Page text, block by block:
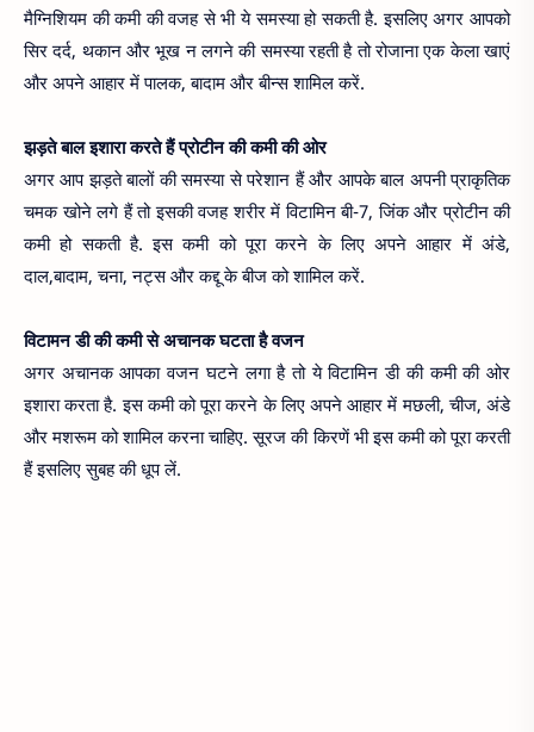
मैग्‍निशियम की कमी की वजह से भी ये समस्या हो सकती है. इसलिए अगर आपको
सिर दर्द, थकान और भूख न लगने की समस्‍या रहती है तो रोजाना एक केला खाएं
और अपने आहार में पालक, बादाम और बीन्‍स शामिल करें.
झड़तेबालइशारा करते हैंप्रोटीनकी कमी कीओर
अगर आप झड़ते बालों की समस्या से परेशान हैं और आपके बाल अपनी प्राकृतिक
चमक खोने लगे हैं तो इसकी वजह शरीर में विटामिन बी-7, जिंक और प्रोटीन की
कमी हो सकती है. इस कमी को पूरा करने के लिए अपने आहार में अंडे,
दाल,बादाम, चना, नट्स और कद्दू के बीज को शामिल करें.
विटामनडी की कमी सेअचानकघटता हैवजन
अगर अचानक आपका वजन घटने लगा है तो ये विटामिन डी की कमी की ओर
इशारा करता है. इस कमी को पूरा करने के लिए अपने आहार में मछली, चीज, अंडे
और मशरूम को शामिल करना चाहिए. सूरज की किरणें भी इस कमी को पूरा करती
हैं इसलिए सुबह की धूप लें.